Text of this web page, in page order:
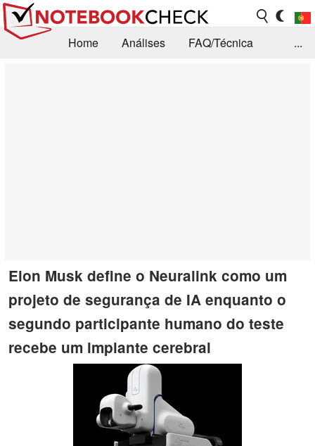
Home Análises
FAQ/Técnica
...
Elon Musk define o Neuralink como um
projeto de segurança de IA enquanto o
segundo participante humano do teste
recebe um implante cerebral